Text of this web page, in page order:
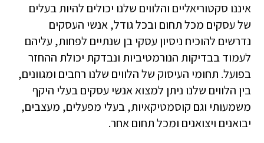
איננו סקטוריאליים והלווים שלנו יכולים להיות בעלים
של עסקים מכל תחום ובכל גודל, אנשי העסקים
נדרשים להוכיח ניסיון עסקי בן שנתיים לפחות, עליהם
לעמוד בבדיקות הנורמטיביות ונבדקת יכולת ההחזר
בפועל. תחומי העיסוק של הלווים שלנו רחבים ומגוונים,
בין הלווים שלנו ניתן למצוא אנשי עסקים בעלי היקף
משמעותי וגם קוסמטיקאיות, בעלי מפעלים, מעצבים,
יבואנים ויצואנים ומכל תחום אחר.